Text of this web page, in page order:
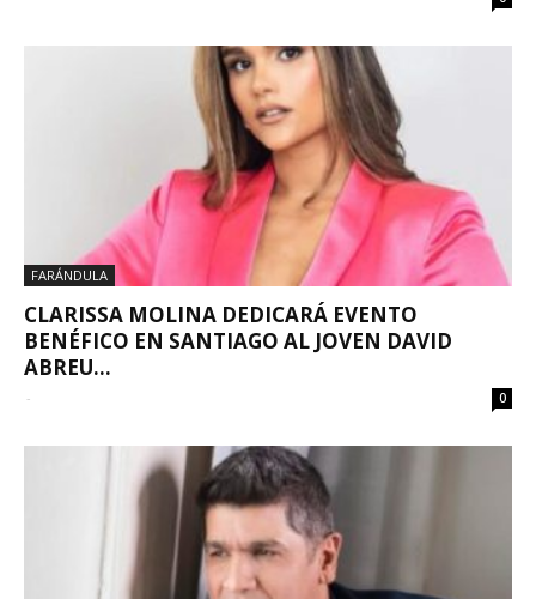
FARÁNDULA
CLARISSA MOLINA DEDICARÁ EVENTO
BENÉFICO EN SANTIAGO AL JOVEN DAVID
ABREU...
- 0